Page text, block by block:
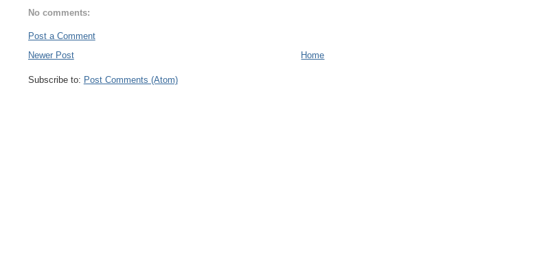
No comments:
Post a Comment
Newer Post
Home
Subscribe to: Post Comments (Atom)